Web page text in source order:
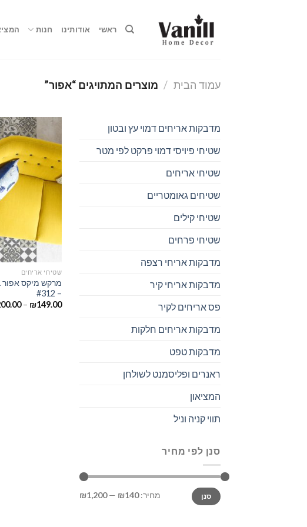
ראשי אודותינו חנות
עמוד הבית / מוצרים המתויגים “אפור”
מדבקות אריחים דמוי עץ ובטון
שטיחי פיויסי דמוי פרקט לפי מטר
שטיחי אריחים
שטיחים גאומטריים
שטיחי קילים
שטיחי פרחים
מדבקות אריחי רצפה
מדבקות אריחי קיר
פס אריחים לקיר
מדבקות אריחים חלקות
מדבקות טפט
ראנרים ופליסמנט לשולחן
המציאון
תווי קניה וניל
סנן לפי מחיר
סנן מחיר:₪140
—
₪1,200
שטיחי אריחים
מרקש מיקס אפור
– #312
₪149.00
–